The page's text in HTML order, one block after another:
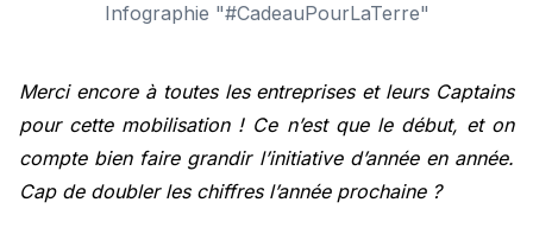
Infographie "#CadeauPourLaTerre"
Merci encore à toutes les entreprises et leurs Captains
pour cette mobilisation ! Ce n’est que le début, et on
compte bien faire grandir l’initiative d’année en année.
Cap de doubler les chiffres l’année prochaine ?